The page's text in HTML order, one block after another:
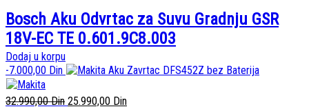
Bosch Aku Odvrtac za Suvu Gradnju GSR
18V-EC TE 0.601.9C8.003
Dodaj u korpu
-7.000,00 Din
32.990,00Din 25.990,00 Din